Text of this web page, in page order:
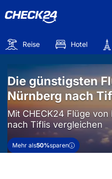
Reise Hotel
Die günstigsten
Nürnberg nach
Mit CHECK24 Flüge
nach Tiflis vergleichen
Mehr als50%sparen